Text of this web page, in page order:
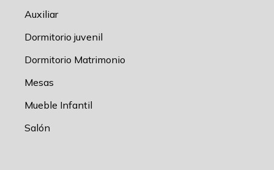
Auxiliar
Dormitorio juvenil
Dormitorio Matrimonio
Mesas
Mueble Infantil
Salón